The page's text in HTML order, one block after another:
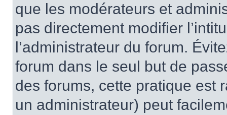
que les modérateurs et
pas directement modifier
l’administrateur du forum.
forum dans le seul but de
des forums, cette pratique est
un administrateur) peut